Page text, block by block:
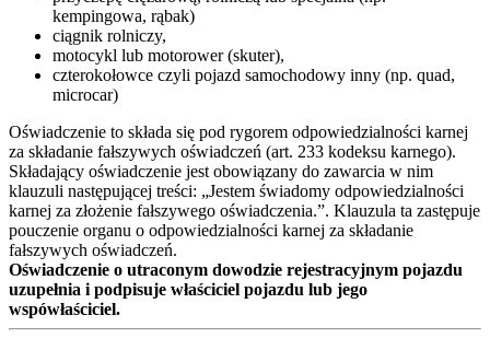
kempingowa, rąbak)
ciągnik rolniczy,
motocykl lub motorower (skuter),
czterokołowce czyli pojazd samochodowy inny (np. quad,
microcar)
Oświadczenie to składa się pod rygorem odpowiedzialności karnej
za składanie fałszywych oświadczeń (art. 233 kodeksu karnego).
Składający oświadczenie jest obowiązany do zawarcia w nim
klauzuli następującej treści: „Jestem świadomy odpowiedzialności
karnej za złożenie fałszywego oświadczenia.”. Klauzula ta zastępuje
pouczenie organu o odpowiedzialności karnej za składanie
fałszywych oświadczeń.
Oświadczenie o utraconym dowodzie rejestracyjnym pojazdu
uzupełnia i podpisuje właściciel pojazdu lub jego
wspówłaściciel.